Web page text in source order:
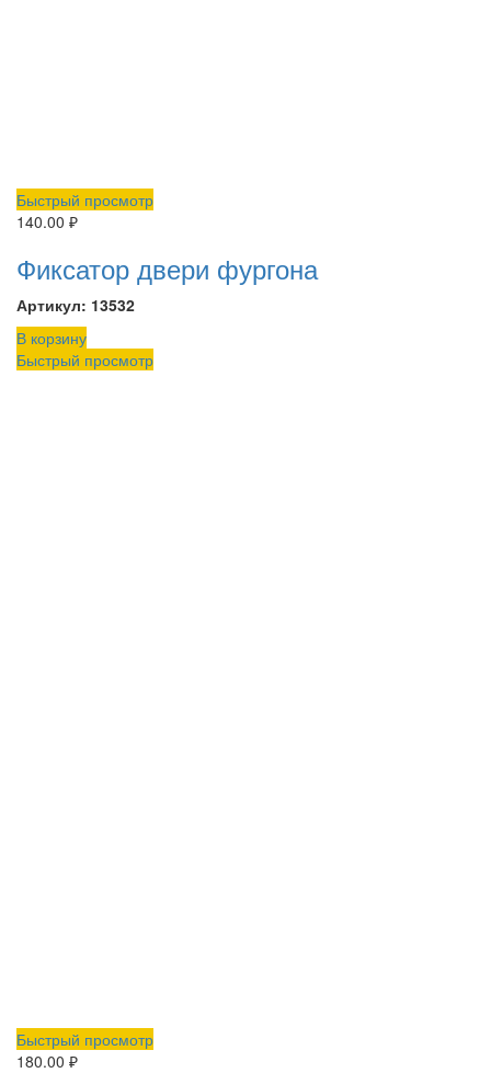
Быстрый просмотр
140.00 ₽
Фиксатор двери фургона
Артикул: 13532
В корзину
Быстрый просмотр
Быстрый просмотр
180.00 ₽